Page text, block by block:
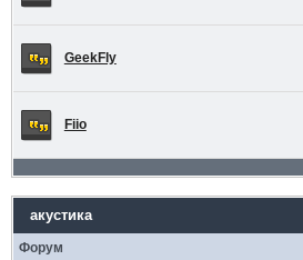
GeekFly
Fiio
акустика
Форум